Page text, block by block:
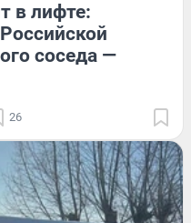
в лифте:
соседа —
26